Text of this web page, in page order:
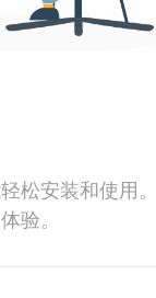
松安装和使用。
验。